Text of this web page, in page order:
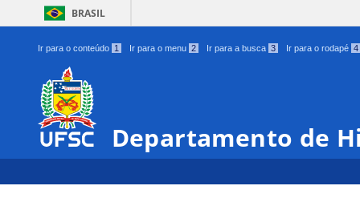
BRASIL
Ir para o conteúdo 1 Ir para o menu 2 Ir para a busca 3 Ir para o rodapé 4
Departamento de